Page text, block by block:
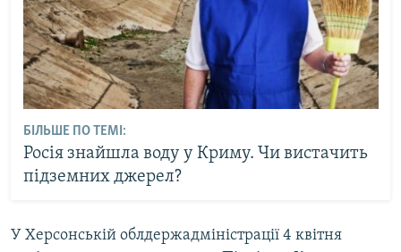
БІЛЬШЕ ПО ТЕМІ:
Росія знайшла воду у Криму. Чи вистачить
підземних джерел?
У Херсонській облдержадміністрації 4 квітня